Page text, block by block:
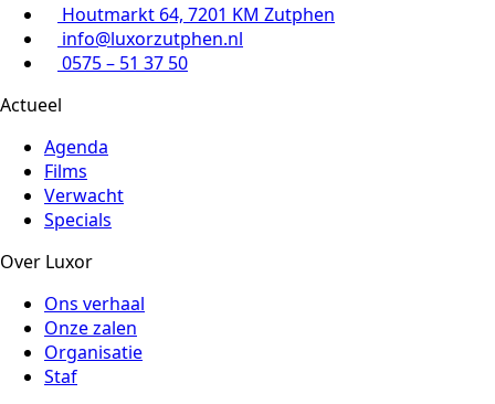
Houtmarkt 64, 7201 KM Zutphen
info@luxorzutphen.nl
0575 – 51 37 50
Actueel
Agenda
Films
Verwacht
Specials
Over Luxor
Ons verhaal
Onze zalen
Organisatie
Staf